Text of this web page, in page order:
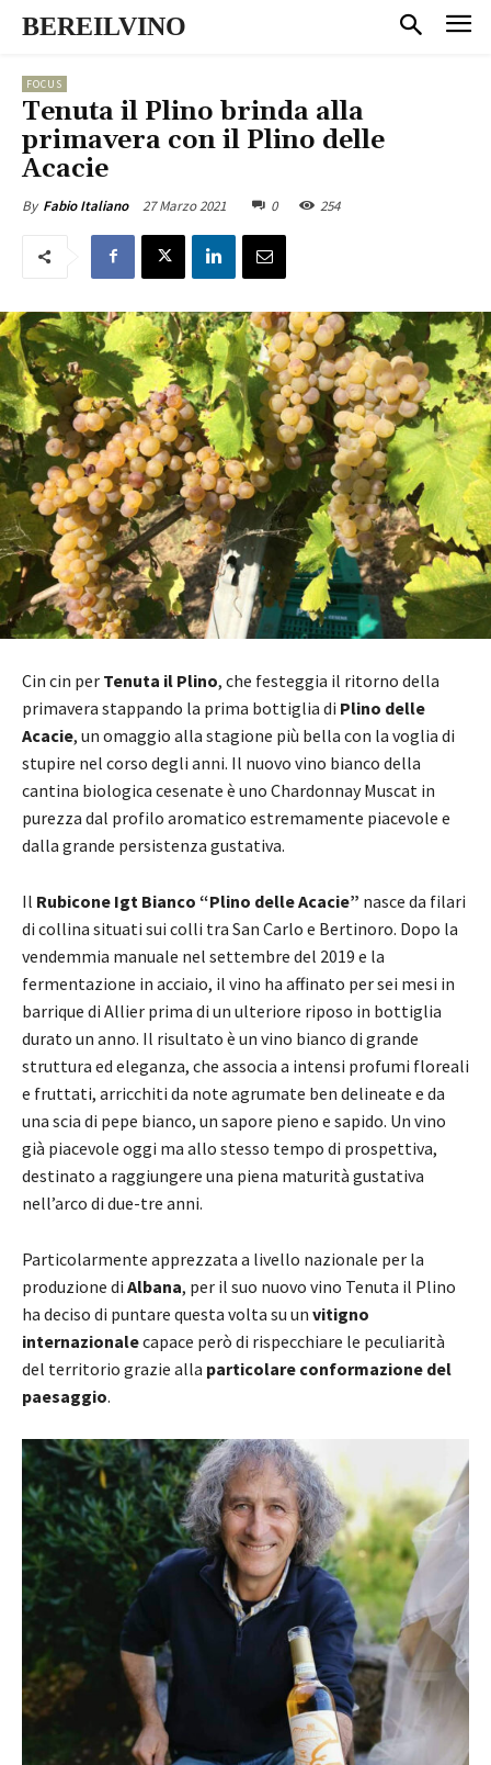
BEREILVINO
FOCUS
Tenuta il Plino brinda alla
primavera con il Plino delle
Acacie
By Fabio Italiano 27 Marzo 2021 0 254
Cin cin per Tenuta il Plino, che festeggia il ritorno della
primavera stappando la prima bottiglia di Plino delle
Acacie, un omaggio alla stagione più bella con la voglia di
stupire nel corso degli anni. Il nuovo vino bianco della
cantina biologica cesenate è uno Chardonnay Muscat in
purezza dal profilo aromatico estremamente piacevole e
dalla grande persistenza gustativa.
Il Rubicone Igt Bianco “Plino delle Acacie” nasce da filari
di collina situati sui colli tra San Carlo e Bertinoro. Dopo la
vendemmia manuale nel settembre del 2019 e la
fermentazione in acciaio, il vino ha affinato per sei mesi in
barrique di Allier prima di un ulteriore riposo in bottiglia
durato un anno. Il risultato è un vino bianco di grande
struttura ed eleganza, che associa a intensi profumi floreali
e fruttati, arricchiti da note agrumate ben delineate e da
una scia di pepe bianco, un sapore pieno e sapido. Un vino
già piacevole oggi ma allo stesso tempo di prospettiva,
destinato a raggiungere una piena maturità gustativa
nell’arco di due-tre anni.
Particolarmente apprezzata a livello nazionale per la
produzione di Albana, per il suo nuovo vino Tenuta il Plino
ha deciso di puntare questa volta su un vitigno
internazionalecapace però di rispecchiare le peculiarità
del territorio grazie alla particolare conformazione del
paesaggio.